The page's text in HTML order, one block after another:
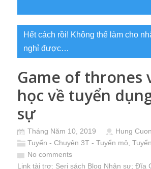
Hết cách rồi! Không thể làm cho
nghỉ được…
Game of thrones
học về tuyển
sự
Tháng Năm 10, 2019
Hung
Tuyển - Chuyện 3T - Tuyển mộ,
No comments
Link tài trợ: Seri sách Blog Nhân sự; Đĩa